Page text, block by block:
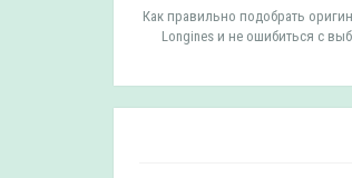
Как правильно подобрать
Longines и не ошибиться с